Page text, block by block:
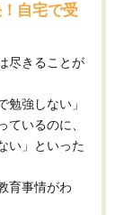
自宅で受
尽きることが
勉強しない」
ているのに、
い」といった
育事情がわ